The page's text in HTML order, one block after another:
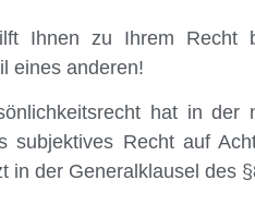
Ihnen zu Ihrem Recht
eines anderen!
hat in
subjektives Recht auf
in der Generalklausel des